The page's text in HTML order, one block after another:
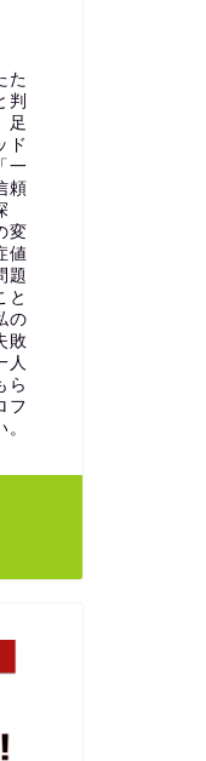
た
判
足
ド
一
頼
変
値
題
と
の
敗
人
ら
フ